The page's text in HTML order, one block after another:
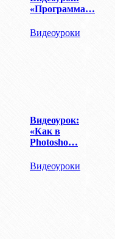
«Программа…
Видеоуроки
Видеоурок:
«Как в
Photosho…
Видеоуроки